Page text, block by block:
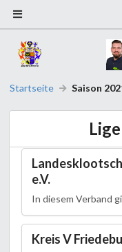
Startseite Saison
e.V.
In diesem Verband
Kreis V